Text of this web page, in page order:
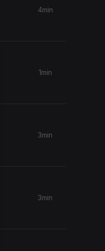
4min
1min
3min
3min